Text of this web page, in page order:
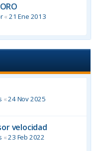
«21 Ene 2013
«24 Nov 2025
velocidad
«23 Feb 2022